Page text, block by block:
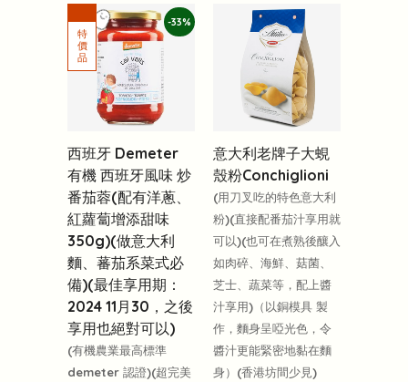
-33%
西班牙 Demeter
有機 西班牙風味 炒
番茄蓉(配有洋蔥、
紅蘿蔔增添甜味
350g)(做意大利
麵、蕃茄系菜式必
備)(最佳享用期：
2024 11月30，之後
享用也絕對可以)
(有機農業最高標準
demeter 認證)(超完美
意大利老牌子大蜆
殼粉Conchiglioni
(用刀叉吃的特色意大利
粉)(直接配番茄汁享用就
可以)(也可在煮熟後釀入
如肉碎、海鮮、菇菌、
芝士、蔬菜等，配上醬
汁享用)（以銅模具 製
作，麵身呈啞光色，令
醬汁更能緊密地黏在麵
身）(香港坊間少見)